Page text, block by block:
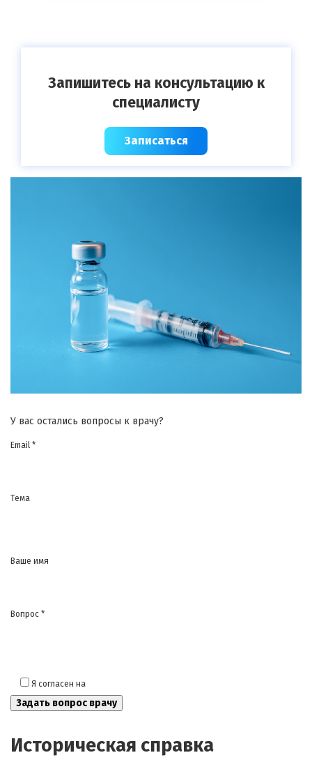
Запишитесь на консультацию к
специалисту
Записаться
У вас остались вопросы к врачу?
Email *
Тема
Ваше имя
Вопрос *
Я согласен на
Историческая справка